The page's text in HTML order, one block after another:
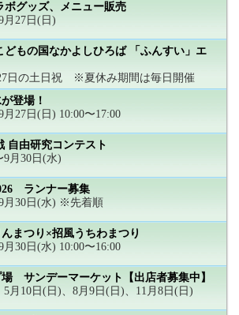
ボグッズ、メニュー販売
月27日(日)
もの国なかよしひろば 「ふんすい」エ
日の土日祝 ※夏休み期間は毎日開催
登場！
27日(日) 10:00〜17:00
自由研究コンテスト
9月30日(水)
ランナー募集
月30日(水) ※先着順
まつり×招風うちわまつり
30日(水) 10:00〜16:00
サンデーマーケット【出店者募集中】
5月10日(日)、8月9日(日)、11月8日(日)